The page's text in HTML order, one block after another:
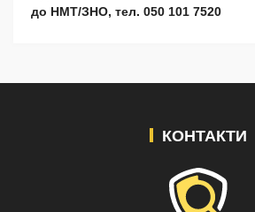
до НМТ/ЗНО, тел. 050 101 7520
КОНТАКТИ